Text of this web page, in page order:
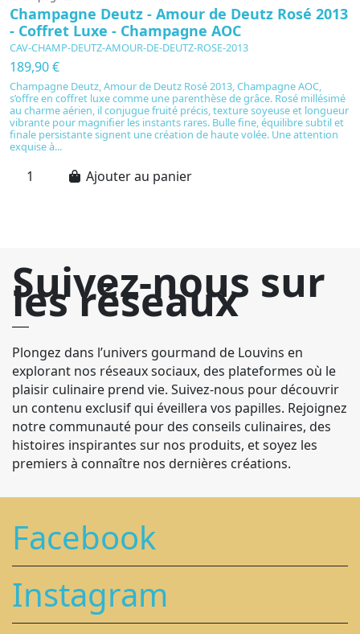
Champagne Deutz - Amour de Deutz Rosé 2013
- Coffret Luxe - Champagne AOC
CAV-CHAMP-DEUTZ-AMOUR-DE-DEUTZ-ROSE-2013
189,90 €
Champagne Deutz, Amour de Deutz Rosé 2013, Champagne AOC,
s’offre en coffret luxe comme une parenthèse de grâce. Rosé millésimé
au charme aérien, il conjugue fruité précis, texture soyeuse et longueur
vibrante pour magnifier les instants rares. Bulle fine, équilibre subtil et
finale persistante signent une création de haute volée. Une attention
exquise à...
Ajouter au panier
Suivez-nous sur
les réseaux
Plongez dans l’univers gourmand de Louvins en
explorant nos réseaux sociaux, des plateformes où le
plaisir culinaire prend vie. Suivez-nous pour découvrir
un contenu exclusif qui éveillera vos papilles. Rejoignez
notre communauté pour des conseils culinaires, des
histoires inspirantes sur nos produits, et soyez les
premiers à connaître nos dernières créations.
Facebook
Instagram